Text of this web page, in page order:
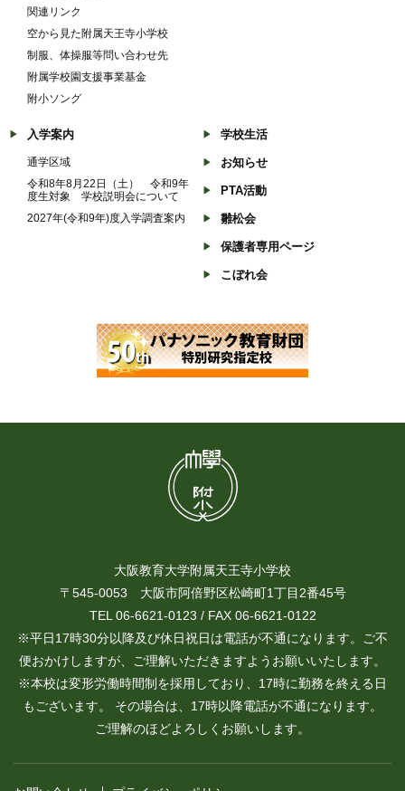
関連リンク
空から見た附属天王寺小学校
制服、体操服等問い合わせ先
附属学校園支援事業基金
附小ソング
入学案内
通学区域
令和8年8月22日（土） 令和9年
度生対象 学校説明会について
2027年(令和9年)度入学調査案内
学校生活
お知らせ
PTA活動
雛松会
保護者専用ページ
こぼれ会
大阪教育大学附属天王寺小学校
〒545-0053 大阪市阿倍野区松崎町1丁目2番45号
TEL 06-6621-0123 / FAX 06-6621-0122
※平日17時30分以降及び休日祝日は電話が不通になります。ご不
便おかけしますが、ご理解いただきますようお願いいたします。
※本校は変形労働時間制を採用しており、17時に勤務を終える日
もございます。 その場合は、17時以降電話が不通になります。
ご理解のほどよろしくお願いします。